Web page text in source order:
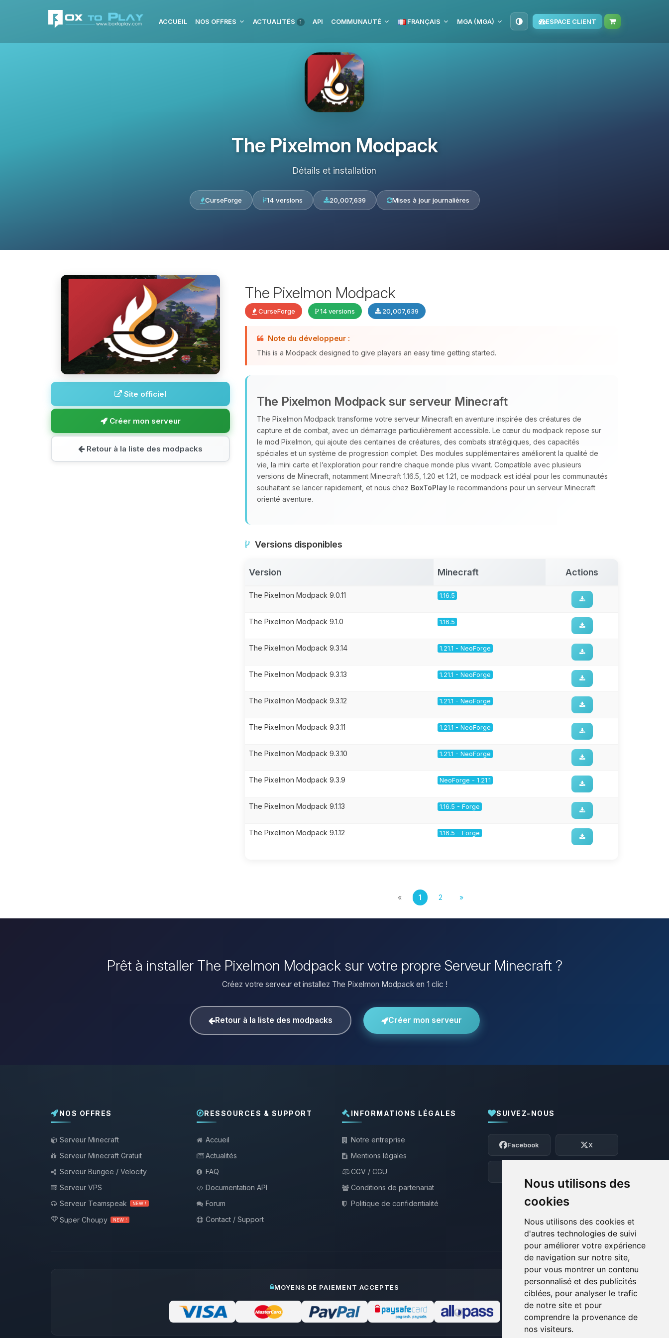
Nous utilisons des
cookies
Nous utilisons des cookies et
d'autres technologies de suivi
pour améliorer votre expérience
de navigation sur notre site,
pour vous montrer un contenu
personnalisé et des publicités
ciblées, pour analyser le trafic
de notre site et pour
comprendre la provenance de
nos visiteurs.
ACCUEIL NOS OFFRES ACTUALITÉS 1 API COMMUNAUTÉ FRANÇAIS MGA (MGA) ESPACE CLIENT
The Pixelmon Modpack
Détails et installation
CurseForge 14 versions 20,007,639 Mises à jour journalières
Site officiel
Créer mon serveur
Retour à la liste des modpacks
The Pixelmon Modpack
CurseForge 14 versions 20,007,639
Note du développeur :
This is a Modpack designed to give players an easy time getting started.
The Pixelmon Modpack sur serveur Minecraft
The Pixelmon Modpack transforme votre serveur Minecraft en aventure inspirée des créatures de
capture et de combat, avec un démarrage particulièrement accessible. Le cœur du modpack repose sur
le mod Pixelmon, qui ajoute des centaines de créatures, des combats stratégiques, des capacités
spéciales et un système de progression complet. Des modules supplémentaires améliorent la qualité de
vie, la mini carte et l’exploration pour rendre chaque monde plus vivant. Compatible avec plusieurs
versions de Minecraft, notamment Minecraft 1.16.5, 1.20 et 1.21, ce modpack est idéal pour les communautés
souhaitant se lancer rapidement, et nous chez BoxToPlay le recommandons pour un serveur Minecraft
orienté aventure.
Versions disponibles
Version Minecraft Actions
The Pixelmon Modpack 9.0.11 1.16.5
The Pixelmon Modpack 9.1.0 1.16.5
The Pixelmon Modpack 9.3.14 1.21.1 - NeoForge
The Pixelmon Modpack 9.3.13 1.21.1 - NeoForge
The Pixelmon Modpack 9.3.12 1.21.1 - NeoForge
The Pixelmon Modpack 9.3.11 1.21.1 - NeoForge
The Pixelmon Modpack 9.3.10 1.21.1 - NeoForge
The Pixelmon Modpack 9.3.9 NeoForge - 1.21.1
The Pixelmon Modpack 9.1.13 1.16.5 - Forge
The Pixelmon Modpack 9.1.12 1.16.5 - Forge
« 1 2 »
Prêt à installer The Pixelmon Modpack sur votre propre Serveur Minecraft ?
Créez votre serveur et installez The Pixelmon Modpack en 1 clic !
Retour à la liste des modpacks Créer mon serveur
NOS OFFRES
Serveur Minecraft
Serveur Minecraft Gratuit
Serveur Bungee / Velocity
Serveur VPS
Serveur Teamspeak
NEW !
Super Choupy NEW !
RESSOURCES & SUPPORT
Accueil
Actualités
FAQ
Documentation API
Forum
Contact / Support
INFORMATIONS LÉGALES
Notre entreprise
Mentions légales
CGV / CGU
Conditions de partenariat
Politique de confidentialité
SUIVEZ-NOUS
Facebook X
MOYENS DE PAIEMENT ACCEPTÉS
Youpi, enfin quelqu’un pour me parler !
Moi c’est Choupy, ton petit assistant
BoxToPlay. Dis-moi ce dont tu as besoin
et je vais remuer mes petits circuits
08/08/2026 à 04:57